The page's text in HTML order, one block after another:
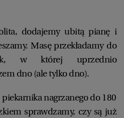
dodajemy ubitą pianę i
Masę przekładamy do
w której uprzednio
dno (ale tylko dno).
nagrzanego do 180
sprawdzamy, czy są już